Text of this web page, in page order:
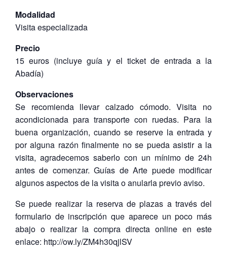
Modalidad
Visita especializada
Precio
15 euros (incluye guía y el ticket de entrada a la
Abadía)
Observaciones
Se recomienda llevar calzado cómodo. Visita no
acondicionada para transporte con ruedas. Para la
buena organización, cuando se reserve la entrada y
por alguna razón finalmente no se pueda asistir a la
visita, agradecemos saberlo con un mínimo de 24h
antes de comenzar. Guías de Arte puede modificar
algunos aspectos de la visita o anularla previo aviso.
Se puede realizar la reserva de plazas a través del
formulario de inscripción que aparece un poco más
abajo o realizar la compra directa online en este
enlace: http://ow.ly/ZM4h30qjlSV